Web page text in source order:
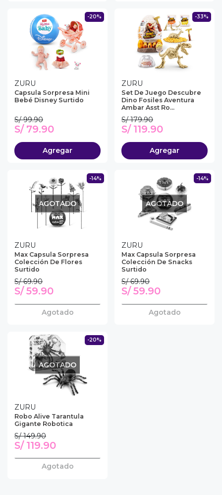
-20%
ZURU
Capsula Sorpresa Mini
Bebé Disney Surtido
S/ 99.90
S/ 79.90
Agregar
-33%
ZURU
Set De Juego Descubre
Dino Fosiles Aventura
Ambar Asst Ro...
S/ 179.90
S/ 119.90
Agregar
-14%
AGOTADO
ZURU
Max Capsula Sorpresa
Colección De Flores
Surtido
S/ 69.90
S/ 59.90
Agotado
-14%
AGOTADO
ZURU
Max Capsula Sorpresa
Colección De Snacks
Surtido
S/ 69.90
S/ 59.90
Agotado
-20%
AGOTADO
ZURU
Robo Alive Tarantula
Gigante Robotica
S/ 149.90
S/ 119.90
Agotado